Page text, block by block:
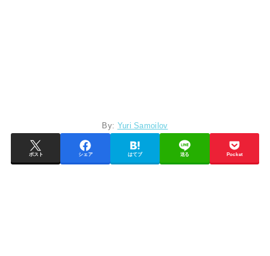
By: Yuri Samoilov
ポスト シェア はてブ 送る Pocket